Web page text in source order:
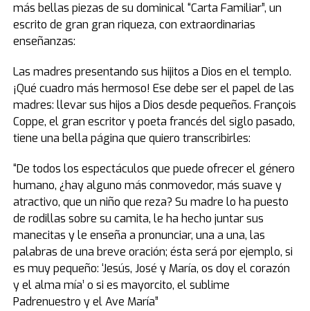
más bellas piezas de su dominical “Carta Familiar”, un
escrito de gran gran riqueza, con extraordinarias
enseñanzas:
Las madres presentando sus hijitos a Dios en el templo.
¡Qué cuadro más hermoso! Ese debe ser el papel de las
madres: llevar sus hijos a Dios desde pequeños. François
Coppe, el gran escritor y poeta francés del siglo pasado,
tiene una bella página que quiero transcribirles:
“De todos los espectáculos que puede ofrecer el género
humano, ¿hay alguno más conmovedor, más suave y
atractivo, que un niño que reza? Su madre lo ha puesto
de rodillas sobre su camita, le ha hecho juntar sus
manecitas y le enseña a pronunciar, una a una, las
palabras de una breve oración; ésta será por ejemplo, si
es muy pequeño: ‘Jesús, José y María, os doy el corazón
y el alma mía’ o si es mayorcito, el sublime
Padrenuestro y el Ave María”